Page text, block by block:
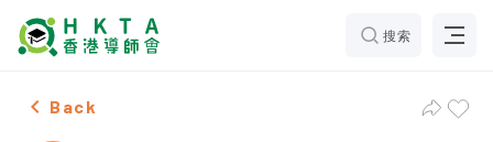
搜索
Male year 13,Physics(CIE physics paper 5)，Kowloon
Back